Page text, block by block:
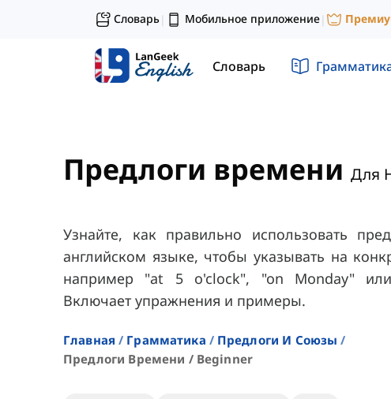
Словарь| Мобильное приложение|
Словарь
Предлоги времени Для
Узнайте, как правильно использовать
английском языке, чтобы указывать на
например "at 5 o'clock", "on Monday"
Включает упражнения и примеры.
Главная Грамматика
Предлоги И Союзы
Предлоги Времени / Beginner